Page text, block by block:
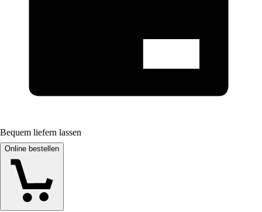
Bequem liefern lassen
Online bestellen